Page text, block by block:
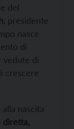
del
, presidente
nasce
di
vedute di
crescere
nascita
diretta,